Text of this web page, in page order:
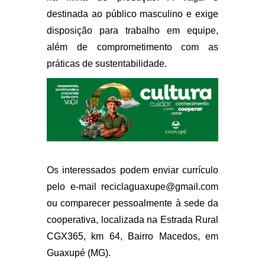
destinada ao público masculino e exige
disposição para trabalho em equipe,
além de comprometimento com as
práticas de sustentabilidade.
Os interessados podem enviar currículo
pelo e-mail reciclaguaxupe@gmail.com
ou comparecer pessoalmente à sede da
cooperativa, localizada na Estrada Rural
CGX365, km 64, Bairro Macedos, em
Guaxupé (MG).